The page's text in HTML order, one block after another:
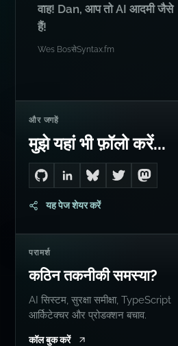
वाह! Dan, आप तो AI आदमी जैसे
हैं!
Wes BosसेSyntax.fm
और जगहें
मुझे यहां भी फ़ॉलो करें...
Go to Dan's GitHub
Connect with me
Follow me on
Follow
यह पेज शेयर करें
परामर्श
कठिन तकनीकी समस्या?
AI सिस्टम, सुरक्षा समीक्षा, TypeScript
आर्किटेक्चर और प्रोडक्शन बचाव.
कॉल बुक करें